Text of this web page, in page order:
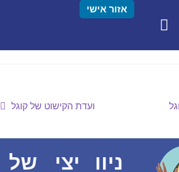
אזור אישי
ועדת הקישוט של קוגל
ניוו
יצי
של